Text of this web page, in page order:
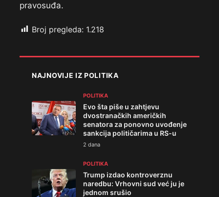
pravosuđa.
Broj pregleda: 1.218
NAJNOVIJE IZ POLITIKA
POLITIKA
Evo šta piše u zahtjevu
dvostranačkih američkih
senatora za ponovno uvođenje
sankcija političarima u RS-u
2 dana
POLITIKA
Trump izdao kontroverznu
naredbu: Vrhovni sud već ju je
jednom srušio